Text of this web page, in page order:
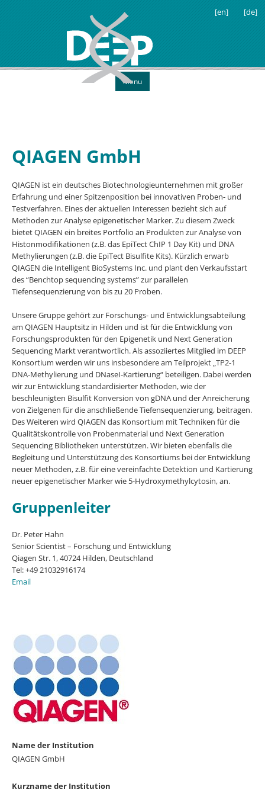
[en] [de]
Menu
QIAGEN GmbH
QIAGEN ist ein deutsches Biotechnologieunternehmen mit großer
Erfahrung und einer Spitzenposition bei innovativen Proben- und
Testverfahren. Eines der aktuellen Interessen bezieht sich auf
Methoden zur Analyse epigenetischer Marker. Zu diesem Zweck
bietet QIAGEN ein breites Portfolio an Produkten zur Analyse von
Histonmodifikationen (z.B. das EpiTect ChIP 1 Day Kit) und DNA
Methylierungen (z.B. die EpiTect Bisulfite Kits). Kürzlich erwarb
QIAGEN die Intelligent BioSystems Inc. und plant den Verkaufsstart
des “Benchtop sequencing systems” zur parallelen
Tiefensequenzierung von bis zu 20 Proben.
Unsere Gruppe gehört zur Forschungs- und Entwicklungsabteilung
am QIAGEN Hauptsitz in Hilden und ist für die Entwicklung von
Forschungsprodukten für den Epigenetik und Next Generation
Sequencing Markt verantwortlich. Als assoziiertes Mitglied im DEEP
Konsortium werden wir uns insbesondere am Teilprojekt „TP2-1
DNA-Methylierung und DNaseI-Kartierung“ beteiligen. Dabei werden
wir zur Entwicklung standardisierter Methoden, wie der
beschleunigten Bisulfit Konversion von gDNA und der Anreicherung
von Zielgenen für die anschließende Tiefensequenzierung, beitragen.
Des Weiteren wird QIAGEN das Konsortium mit Techniken für die
Qualitätskontrolle von Probenmaterial und Next Generation
Sequencing Bibliotheken unterstützen. Wir bieten ebenfalls die
Begleitung und Unterstützung des Konsortiums bei der Entwicklung
neuer Methoden, z.B. für eine vereinfachte Detektion und Kartierung
neuer epigenetischer Marker wie 5-Hydroxymethylcytosin, an.
Gruppenleiter
Dr. Peter Hahn
Senior Scientist – Forschung und Entwicklung
Qiagen Str. 1, 40724 Hilden, Deutschland
Tel: +49 21032916174
Email
Name der Institution
QIAGEN GmbH
Kurzname der Institution